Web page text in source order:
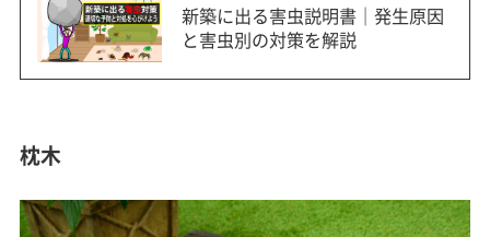
新築に出る害虫説明書｜発生原因
と害虫別の対策を解説
枕木